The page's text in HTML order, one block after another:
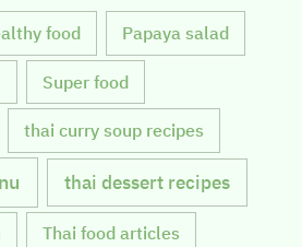
food Papaya salad
Super food
thai curry soup recipes
thai dessert recipes
Thai food articles